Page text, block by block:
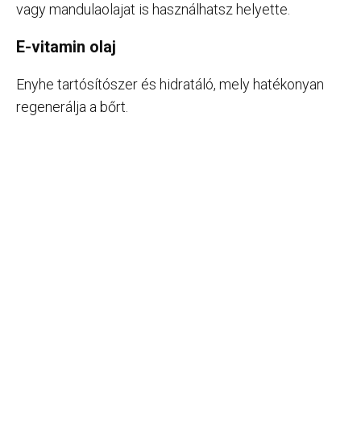
vagy mandulaolajat is használhatsz helyette.
E-vitamin olaj
Enyhe tartósítószer és hidratáló, mely hatékonyan
regenerálja a bőrt.